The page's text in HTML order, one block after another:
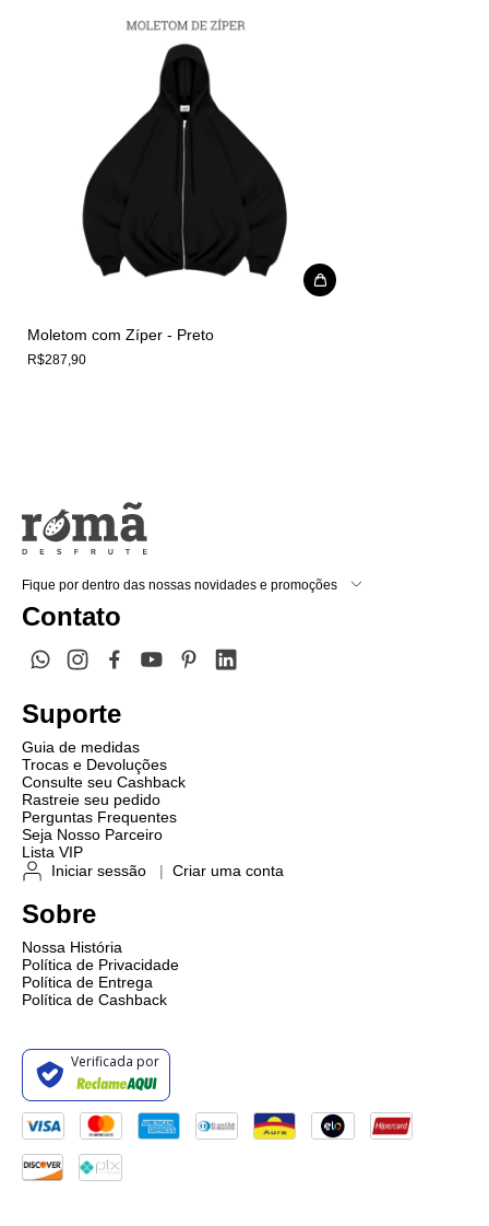
Moletom com Zíper - Preto
R$287,90
Fique por dentro das nossas novidades e promoções
Contato
Suporte
Guia de medidas
Trocas e Devoluções
Consulte seu Cashback
Rastreie seu pedido
Perguntas Frequentes
Seja Nosso Parceiro
Lista VIP
Iniciar sessão
| Criar uma conta
Sobre
Nossa História
Política de Privacidade
Política de Entrega
Política de Cashback
Verificada por